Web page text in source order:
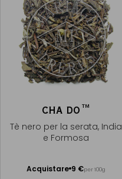
CHA DO™
Tè nero per la serata, India
e Formosa
Acquistare 9 €per 100g
Aggiungere